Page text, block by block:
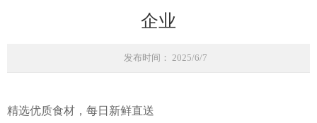
企业
发布时间： 2025/6/7
精选优质食材，每日新鲜直送